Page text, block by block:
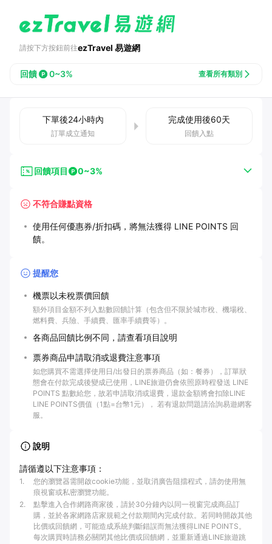
請按下方按鈕前往ezTravel 易遊網
回饋 0~3% 查看所有類別
下單後24小時內
訂單成立通知
完成使用後60天
回饋入點
回饋項目 0~3%
不符合賺點資格
使用任何優惠券/折扣碼，將無法獲得 LINE POINTS 回
饋。
提醒您
機票以未稅票價回饋
額外項目金額不列入點數回饋計算（包含但不限於城市稅、機場稅、
燃料費、兵險、手續費、匯率手續費等）。
各商品回饋比例不同，請查看項目說明
票券商品申請取消或退費注意事項
如您購買不需選擇使用日/出發日的票券商品（如：餐券），訂單狀
態會在付款完成後變成已使用，LINE旅遊仍會依照原時程發送 LINE
POINTS 點數給您，故若申請取消或退費，退款金額將會扣除LINE
LINE POINTS價值（1點=台幣1元）， 若有退款問題請洽詢易遊網客
服。
說明
請循遵以下注意事項：
1.
您的瀏覽器需開啟cookie功能，並取消廣告阻擋程式，請勿使用無
痕視窗或私密瀏覽功能。
2.
點擊進入合作網路商家後，請於30分鐘內以同一視窗完成商品訂
購，並於各家網路店家規範之付款期間內完成付款。若同時開啟其他
比價或回饋網，可能造成系統判斷錯誤而無法獲得LINE POINTS。
每次購買時請務必關閉其他比價或回饋網，並重新通過LINE旅遊跳